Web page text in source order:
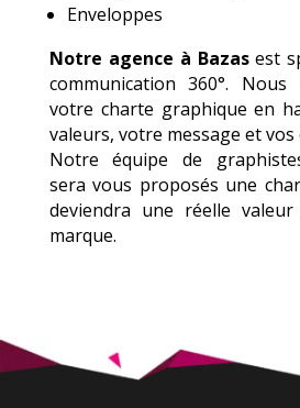
Enveloppes
Notre agence à Bazasest
communication 360°. Nous
votre charte graphique en
valeurs, votre message et vos
Notre équipe de
sera vous proposés une
deviendra une réelle
marque.